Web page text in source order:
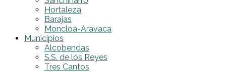
Hortaleza
Barajas
Moncloa-Aravaca
Municipios
Alcobendas
S.S. de los Reyes
Tres Cantos